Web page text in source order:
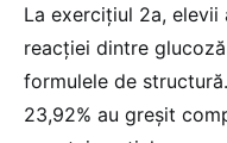
La exercițiul 2a,
reacției dintre
formulele de
23,92% au greșit